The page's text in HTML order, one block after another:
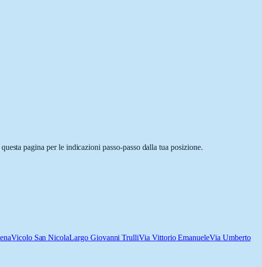
pagina per le indicazioni passo-passo dalla tua posizione.
Vicolo San NicolaLargo Giovanni TrulliVia Vittorio EmanueleVia Umberto